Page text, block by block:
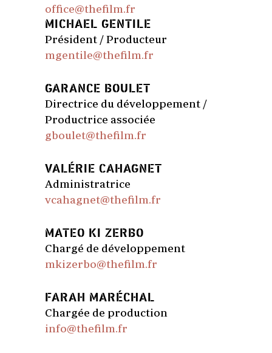
office@thefilm.fr
MICHAEL GENTILE
Président / Producteur
mgentile@thefilm.fr
GARANCE BOULET
Directrice du développement /
Productrice associée
gboulet@thefilm.fr
VALÉRIE CAHAGNET
Administratrice
vcahagnet@thefilm.fr
MATEO KI ZERBO
Chargé de développement
mkizerbo@thefilm.fr
FARAH MARÉCHAL
Chargée de production
info@thefilm.fr